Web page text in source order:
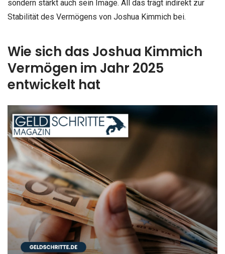
sondern stärkt auch sein Image. All das trägt indirekt zur
Stabilität des Vermögens von Joshua Kimmich bei.
Wie sich das Joshua Kimmich
Vermögen im Jahr 2025
entwickelt hat